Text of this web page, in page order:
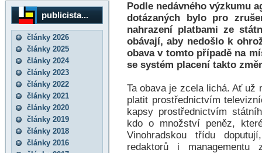
publicista...
články 2026
články 2025
články 2024
články 2023
články 2022
články 2021
články 2020
články 2019
články 2018
články 2016
Podle nedávného výzkumu
dotázaných bylo pro
nahrazení platbami ze
obávají, aby nedošlo k
obava v tomto případě na
se systém placení takto
Ta obava je zcela lichá. Ať už
platit prostřednictvím
kapsy prostřednictvím
kdo o množství peněz,
Vinohradskou třídu
redaktorů i